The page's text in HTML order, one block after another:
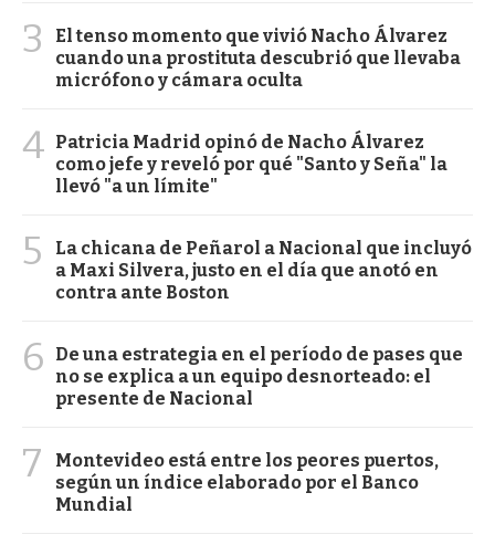
3
El tenso momento que vivió Nacho Álvarez
cuando una prostituta descubrió que llevaba
micrófono y cámara oculta
4 Patricia Madrid opinó de Nacho Álvarez
como jefe y reveló por qué "Santo y Seña" la
llevó "a un límite"
5
La chicana de Peñarol a Nacional que incluyó
a Maxi Silvera, justo en el día que anotó en
contra ante Boston
6
De una estrategia en el período de pases que
no se explica a un equipo desnorteado: el
presente de Nacional
7
Montevideo está entre los peores puertos,
según un índice elaborado por el Banco
Mundial